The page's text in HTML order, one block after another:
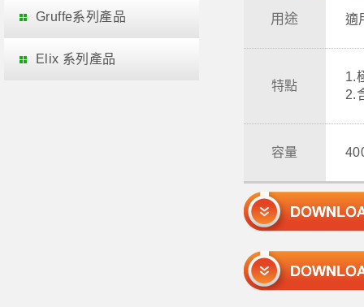
Gruffe系列產品
Elix 系列產品
用途 適
特點
1.
2.
容量